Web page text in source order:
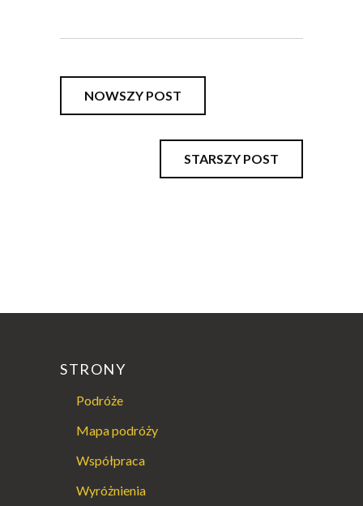
NOWSZY POST
STARSZY POST
STRONY
Podróże
Mapa podróży
Współpraca
Wyróżnienia